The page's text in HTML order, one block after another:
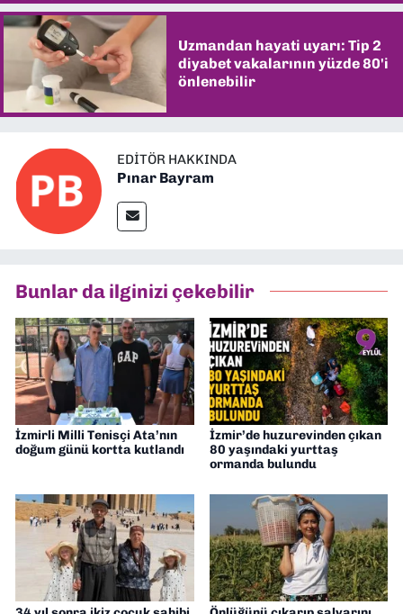
Uzmandan hayati uyarı: Tip 2
diyabet vakalarının yüzde 80'i
önlenebilir
EDITÖR HAKKINDA
Pınar Bayram
Bunlar da ilginizi çekebilir
İzmirli Milli Tenisçi Ata’nın
doğum günü kortta kutlandı
İzmir’de huzurevinden çıkan
80 yaşındaki yurttaş
ormanda bulundu